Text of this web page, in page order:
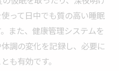
って日中でも質の高い睡眠
また、健康管理システムを
調の変化を記録し、必要に
も有効です。